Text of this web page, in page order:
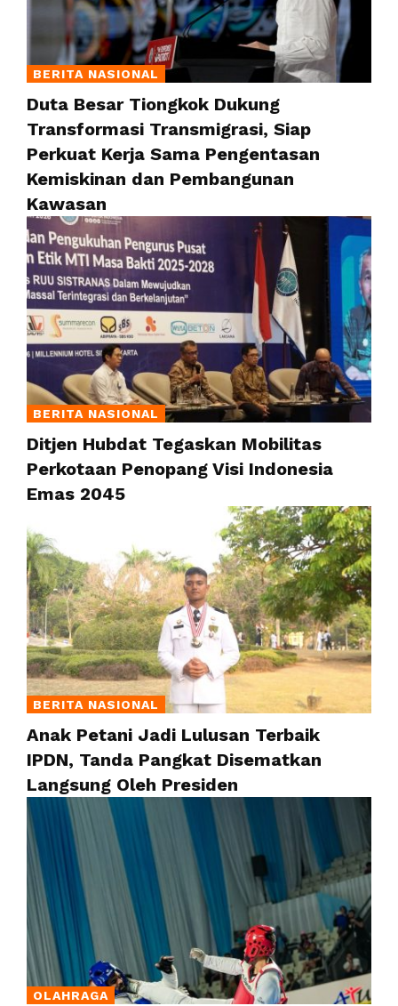
BERITA NASIONAL
Duta Besar Tiongkok Dukung
Transformasi Transmigrasi, Siap
Perkuat Kerja Sama Pengentasan
Kemiskinan dan Pembangunan
Kawasan
BERITA NASIONAL
Ditjen Hubdat Tegaskan Mobilitas
Perkotaan Penopang Visi Indonesia
Emas 2045
BERITA NASIONAL
Anak Petani Jadi Lulusan Terbaik
IPDN, Tanda Pangkat Disematkan
Langsung Oleh Presiden
OLAHRAGA